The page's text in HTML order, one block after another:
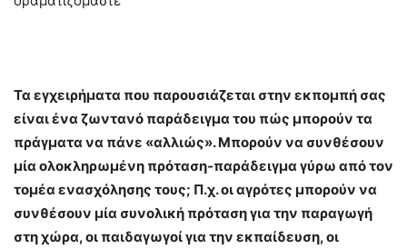
Τα εγχειρήματα που παρουσιάζεται στην εκπομπή σας
είναι ένα ζωντανό παράδειγμα του πώς μπορούν τα
πράγματα να πάνε «αλλιώς». Μπορούν να συνθέσουν
μία ολοκληρωμένη πρόταση-παράδειγμα γύρω από τον
τομέα ενασχόλησης τους; Π.χ. οι αγρότες μπορούν να
συνθέσουν μία συνολική πρόταση για την παραγωγή
στη χώρα, οι παιδαγωγοί για την εκπαίδευση, οι